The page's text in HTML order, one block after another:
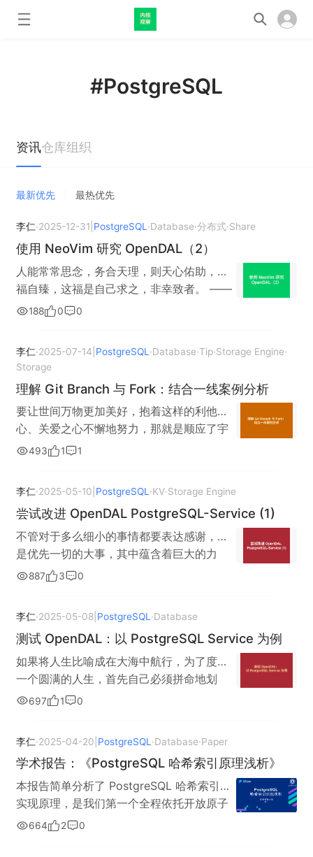
#PostgreSQL
资讯仓库组织
最新优先 最热优先
李仁·2025-12-31 PostgreSQL ·Database·分布式·Share
使用 NeoVim 研究 OpenDAL（2）
人能常常思念，务合天理，则天心佑助，多
福自臻，这福是自己求之，非幸致者。 ——
张居正《四书直解》 写在前面 本文将会详细
Fedora Linux 环境下 sudo dnf install
postgresql-server sudo /usr/pgsql-
18/bin/postgresql-18-setup initdb sudo
systemctl enable postgresql-18 sudo
systemctl start postgresql-18 sudo
passwd -d postgres # 在调整验证方式
以后，尝试执行 SELECT VERSION(); （这
便是 PostgreSQL 正确安装以后的场景） 测
试数据准备 （首先，我们需要理解
OpenDAL 看待 PostgreSQL 等数据存储后
端的方式：文件系统） /* 假定已经通过
psql 连接到 PostgreSQL，数据库为
*/ create table example ( /* "文件名" */
filename text, /* "文件数据" */ filedata
bytea, /* 用于存储 "文件名" 的一列必须具
有唯一性约束，否则 OpenDAL 会报错 */
致性的做法，在统一各个存储后端访问 api
存储后端可能有的独特特性的能力 （好的研
发要能够在两者中取得平衡）。 OpenDAL
PostgreSQL 测试项目准备 在已经 clone 好
的 opendal 目录下，执行如下指令： # 我
们的实验将在一个新的 work 分支上面展开
git branch work git checkout work # 创
188 0 0
李仁·2025-07-14 PostgreSQL ·Database·Tip·Storage Engine·
Storage
理解 Git Branch 与 Fork：结合一线案例分析
要让世间万物更加美好，抱着这样的利他之
心、关爱之心不懈地努力，那就是顺应了宇
宙的潮流， 就能度过幸福的人生。 相反，憎
盛和夫《活法》 所有采用 git 管理源代码的
软件，均遵循如下的模式： （完成小的修订
一样通过 git commit 实现小版本迭代，到
达一定程度以后，通过 git tag 标记某一个
小版本号，作为大的迭代的体现）
（PostgreSQL 17.5 版本发布时的提交信
commit 也被打上了 tag） 而当我们在源代
码目录下面，通过 git log 指令，即可以看
待每一次版本的迭代简介。 （对
PostgreSQL 某个滚动版本作 git log，里面
同项目本身乃至于技术路线有时候会出现分
同时针对多个版本进行维护，这个时候就需
要我们依托 Git 中的 Branch 功能展开工作
（从某种意义上面而言，项目与技术路线的
分叉，就是一个大型的 Git Branch，就比如
Ubuntu 与 Fedora Linux，底子里面依旧是
Linux，但是往上的细节迭代中则存在着许多
493 1 1
李仁·2025-05-10 PostgreSQL·KV·Storage Engine
尝试改进 OpenDAL PostgreSQL-Service (1)
不管对于多么细小的事情都要表达感谢，这
是优先一切的大事，其中蕴含着巨大的力
量。感谢是万能药，感谢不仅能把自己引向
前面一段时间的学习，我对 OpenDAL 建立
了一个基本的理解，同时对于怎么展开进一
步改进，也有了基本的思考，其成果体现在
如下的两篇文章与 Issue 上面： 《使用
OpenDAL 连接 PostgreSQL》 （以用户视
PostgreSQL Service 为例》 （更进一步，
以研发人员视角阐述如何研究 OpenDAL 并
验证自己的修改行为） New feature:
PostgreSQL-Service Support copy &
PostgreSQL Service 带来 rename 与 copy
887 3 0
李仁·2025-05-08| PostgreSQL ·Database
测试 OpenDAL：以 PostgreSQL Service 为例
如果将人生比喻成在大海中航行，为了度过
一个圆满的人生，首先自己必须拼命地划
船。同时也需要伙伴的协助，需要他人的帮
船才能驶入大洋，才能开始真正的航海。
—— 稻盛和夫 《思维方式》 OpenDAL 项
目简介 OpenDAL 项目是一款虚拟的文件系
统，它试图使用文件模型抽象化所有的存储
后端，进而降低各类工程的建设成本（这就
像 Java 的一处编译四处运行）。 目前
697 1 0
李仁·2025-04-20 PostgreSQL ·Database·Paper
学术报告：《PostgreSQL 哈希索引原理浅析》
本报告简单分析了 PostgreSQL 哈希索引的
实现原理，是我们第一个全程依托开放原子
开源基金会平台完成研究的报告。 报告下载
664 2 0